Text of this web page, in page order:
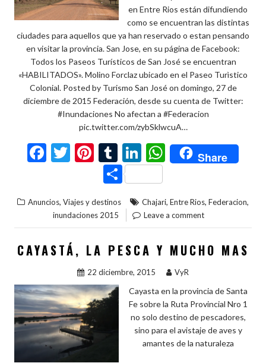
en Entre Rios están difundiendo
como se encuentran las distintas
ciudades para aquellos que ya han reservado o estan pensando
en visitar la provincia. San Jose, en su página de Facebook:
Todos los Paseos Turísticos de San José se encuentran
«HABILITADOS». Molino Forclaz ubicado en el Paseo Turìstico
Colonial. Posted by Turismo San José on domingo, 27 de
diciembre de 2015 Federación, desde su cuenta de Twitter:
#Inundaciones No afectan a #Federacion
pic.twitter.com/zybSklwcuA…
F
b
o
o
T
er
Pi
nt
er
es
t
T
u
m
bl
r
Li
n
ke
dI
n
W
h
s
A
p
p
Share
C
o
m
p
ar
ti
r
Anuncios, Viajes y destinos Chajari, Entre Rios, Federacion,
inundaciones 2015 Leave a comment
CAYASTÁ, LA PESCA Y MUCHO MAS
22 diciembre, 2015 VyR
Cayasta en la provincia de Santa
Fe sobre la Ruta Provincial Nro 1
no solo destino de pescadores,
sino para el avistaje de aves y
amantes de la naturaleza